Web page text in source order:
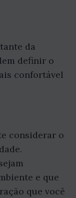
da
definir o
confortável
considerar o
e que
que você